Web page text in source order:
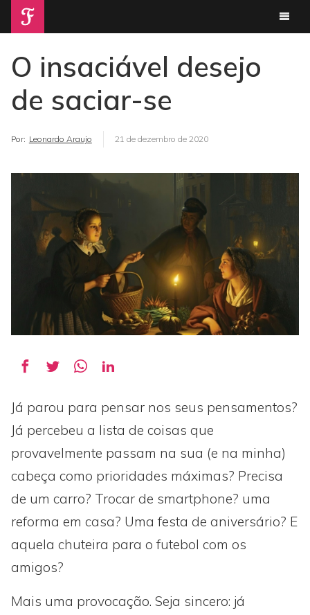
O insaciável desejo
de saciar-se
Por: Leonardo Araujo 21 de dezembro de 2020
Já parou para pensar nos seus pensamentos?
Já percebeu a lista de coisas que
provavelmente passam na sua (e na minha)
cabeça como prioridades máximas? Precisa
de um carro? Trocar de smartphone? uma
reforma em casa? Uma festa de aniversário? E
aquela chuteira para o futebol com os
amigos?
Mais uma provocação. Seja sincero: já